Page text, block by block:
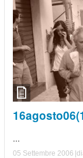
...
05 Settembre 2006 |di